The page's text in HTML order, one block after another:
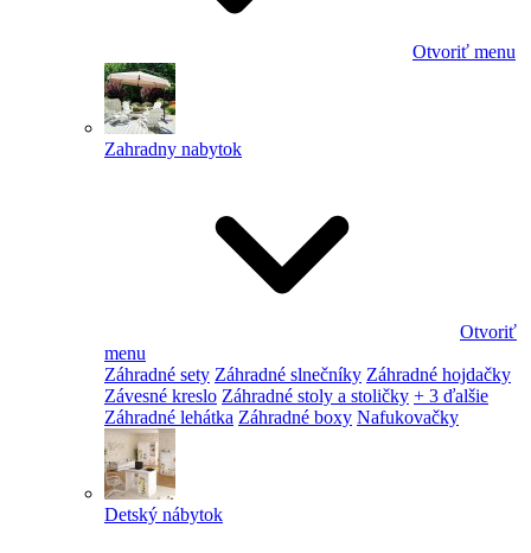
Otvoriť menu
Zahradny nabytok
Otvoriť
menu
Záhradné sety Záhradné slnečníky Záhradné hojdačky
Závesné kreslo Záhradné stoly a stoličky + 3 ďalšie
Záhradné lehátka Záhradné boxy Nafukovačky
Detský nábytok